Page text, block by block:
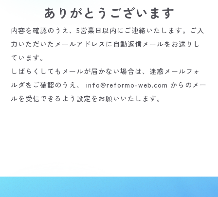
ありがとうございます
内容を確認のうえ、5営業日以内にご連絡いたします。 ご入
力いただいたメールアドレスに自動返信メールをお送りし
ています。
しばらくしてもメールが届かない場合は、迷惑メールフォ
ルダをご確認のうえ、
info@reformo-web.com からのメー
ルを受信できるよう設定をお願いいたします。